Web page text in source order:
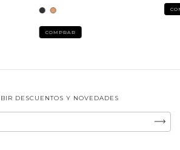
COMPRAR
DESCUENTOS Y NOVEDADES